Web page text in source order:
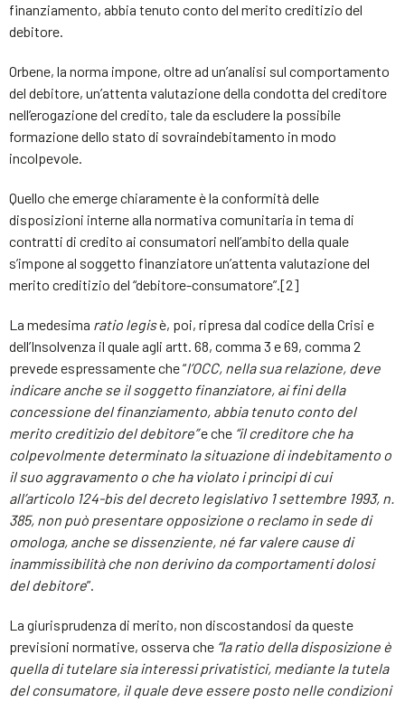
finanziamento, abbia tenuto conto del merito creditizio del
debitore.
Orbene, la norma impone, oltre ad un’analisi sul comportamento
del debitore, un’attenta valutazione della condotta del creditore
nell’erogazione del credito, tale da escludere la possibile
formazione dello stato di sovraindebitamento in modo
incolpevole.
Quello che emerge chiaramente è la conformità delle
disposizioni interne alla normativa comunitaria in tema di
contratti di credito ai consumatori nell’ambito della quale
s’impone al soggetto finanziatore un’attenta valutazione del
merito creditizio del “debitore-consumatore”.[2]
La medesima ratio legisè, poi, ripresa dal codice della Crisi e
dell’Insolvenza il quale agli artt. 68, comma 3 e 69, comma 2
prevede espressamente che “l’OCC, nella sua relazione, deve
indicare anche se il soggetto finanziatore, ai fini della
concessione del finanziamento, abbia tenuto conto del
merito creditizio del debitore”e che “il creditore che ha
colpevolmente determinato la situazione di indebitamento o
il suo aggravamento o che ha violato i principi di cui
all’articolo 124-bis del decreto legislativo 1 settembre 1993, n.
385, non può presentare opposizione o reclamo in sede di
omologa, anche se dissenziente, né far valere cause di
inammissibilità che non derivino da comportamenti dolosi
del debitore”.
La giurisprudenza di merito, non discostandosi da queste
previsioni normative, osserva che “la ratio della disposizione è
quella di tutelare sia interessi privatistici, mediante la tutela
del consumatore, il quale deve essere posto nelle condizioni